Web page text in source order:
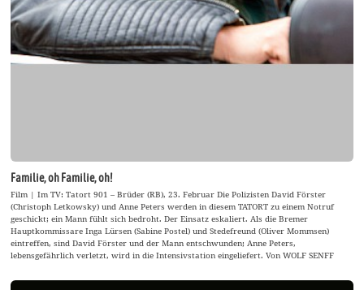
Familie, oh Familie, oh!
Film | Im TV: Tatort 901 – Brüder (RB), 23. Februar Die Polizisten David Förster
(Christoph Letkowsky) und Anne Peters werden in diesem TATORT zu einem Notruf
geschickt; ein Mann fühlt sich bedroht. Der Einsatz eskaliert. Als die Bremer
Hauptkommissare Inga Lürsen (Sabine Postel) und Stedefreund (Oliver Mommsen)
eintreffen, sind David Förster und der Mann entschwunden; Anne Peters,
lebensgefährlich verletzt, wird in die Intensivstation eingeliefert. Von WOLF SENFF